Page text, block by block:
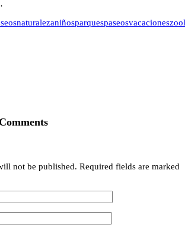
naturalezaniñosparquespaseosvacaciones
not be published. Required fields are marked